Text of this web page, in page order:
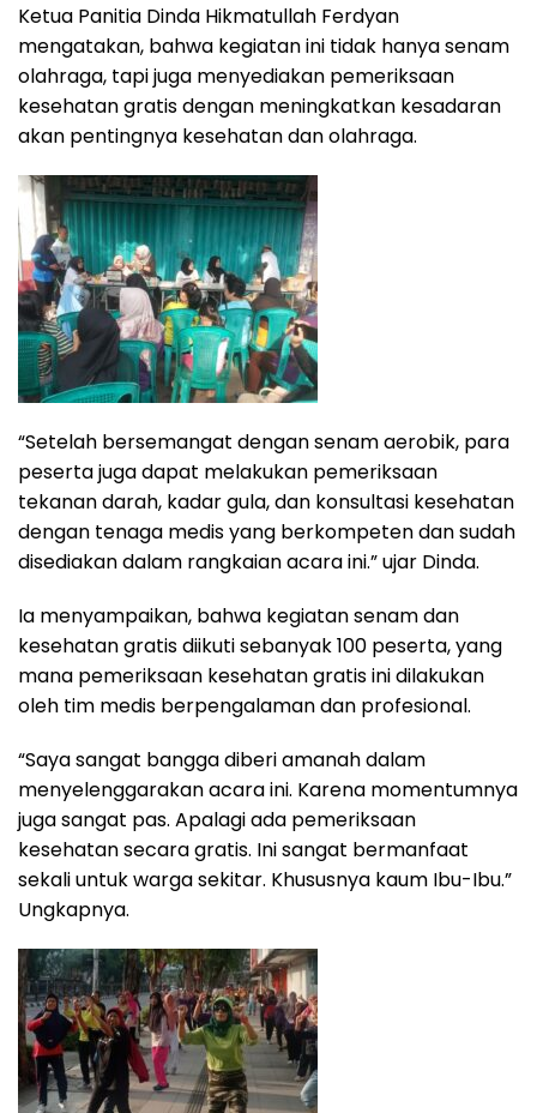
Ketua Panitia Dinda Hikmatullah Ferdyan
mengatakan, bahwa kegiatan ini tidak hanya senam
olahraga, tapi juga menyediakan pemeriksaan
kesehatan gratis dengan meningkatkan kesadaran
akan pentingnya kesehatan dan olahraga.
“Setelah bersemangat dengan senam aerobik, para
peserta juga dapat melakukan pemeriksaan
tekanan darah, kadar gula, dan konsultasi kesehatan
dengan tenaga medis yang berkompeten dan sudah
disediakan dalam rangkaian acara ini.” ujar Dinda.
Ia menyampaikan, bahwa kegiatan senam dan
kesehatan gratis diikuti sebanyak 100 peserta, yang
mana pemeriksaan kesehatan gratis ini dilakukan
oleh tim medis berpengalaman dan profesional.
“Saya sangat bangga diberi amanah dalam
menyelenggarakan acara ini. Karena momentumnya
juga sangat pas. Apalagi ada pemeriksaan
kesehatan secara gratis. Ini sangat bermanfaat
sekali untuk warga sekitar. Khususnya kaum Ibu-Ibu.”
Ungkapnya.